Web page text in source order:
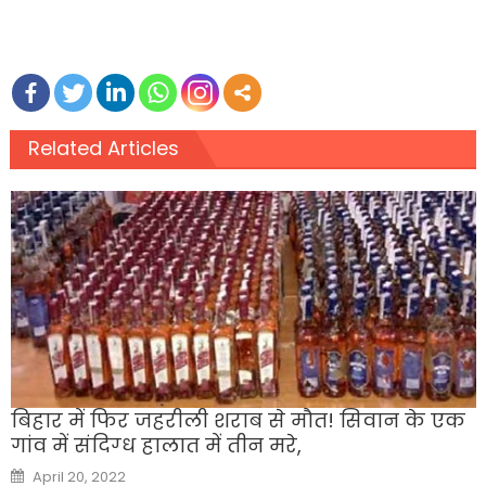
Related Articles
बिहार में फिर जहरीली शराब से मौत! सिवान के एक
गांव में संदिग्‍ध हालात में तीन मरे,
Posted
April 20, 2022